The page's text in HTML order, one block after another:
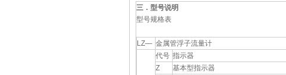
三．型号说明
型号规格表
LZ— 金属管浮子流量计
代号 指示器
Z
基本型指示器